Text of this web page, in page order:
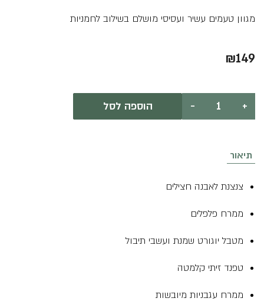
מגוון טעמים עשיר ועסיסי מושלם בשילוב לחמניות
₪149
-
כמות
ממרחים
+ הוספה לסל
תיאור
צנצנת לאבנה חצילים
ממרח פלפלים
מטבל יוגורט שמנת ועשבי תיבול
טפנד זיתי קלמטה
ממרח עגבניות מיובשות